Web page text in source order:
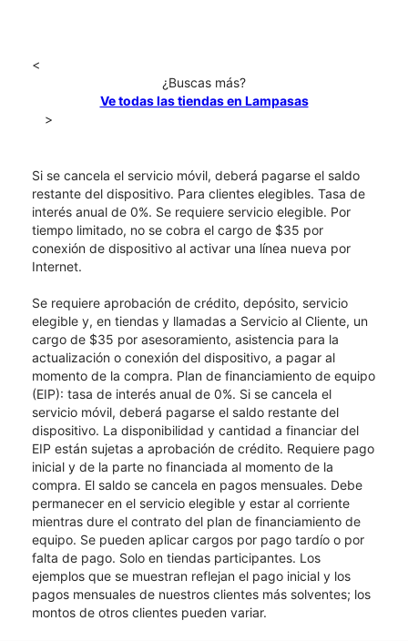
<
¿Buscas más?
Ve todas las tiendas en Lampasas
>
Si se cancela el servicio móvil, deberá pagarse el saldo
restante del dispositivo. Para clientes elegibles. Tasa de
interés anual de 0%. Se requiere servicio elegible. Por
tiempo limitado, no se cobra el cargo de $35 por
conexión de dispositivo al activar una línea nueva por
Internet.
Se requiere aprobación de crédito, depósito, servicio
elegible y, en tiendas y llamadas a Servicio al Cliente, un
cargo de $35 por asesoramiento, asistencia para la
actualización o conexión del dispositivo, a pagar al
momento de la compra. Plan de financiamiento de equipo
(EIP): tasa de interés anual de 0%. Si se cancela el
servicio móvil, deberá pagarse el saldo restante del
dispositivo. La disponibilidad y cantidad a financiar del
EIP están sujetas a aprobación de crédito. Requiere pago
inicial y de la parte no financiada al momento de la
compra. El saldo se cancela en pagos mensuales. Debe
permanecer en el servicio elegible y estar al corriente
mientras dure el contrato del plan de financiamiento de
equipo. Se pueden aplicar cargos por pago tardío o por
falta de pago. Solo en tiendas participantes. Los
ejemplos que se muestran reflejan el pago inicial y los
pagos mensuales de nuestros clientes más solventes; los
montos de otros clientes pueden variar.